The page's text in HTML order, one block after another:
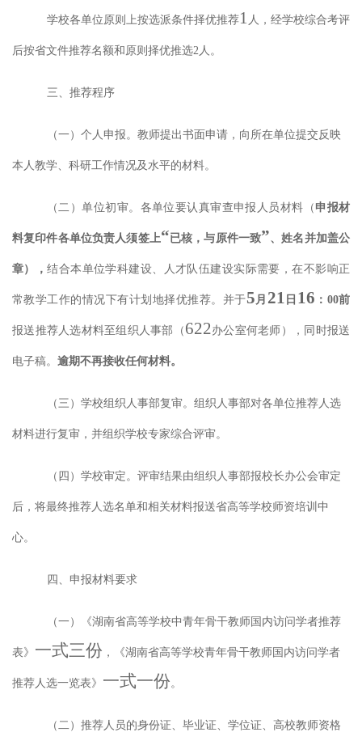
学校各单位原则上按选派条件择优推荐1 人，经学校综合考评
后按省文件推荐名额和原则择优推选2人。
三、推荐程序
（一）个人申报。 教师提出书面申请，向所在单位提交反映
本人教学、科研工作情况及水平的材料。
（二）单位初审。 各单位要认真审查申报人员材料（ 申报材
料复印件各单位负责人须签上“已核，与原件一致”、姓名并加盖公
章），结合本单位学科建设、人才队伍建设实际需要，在不影响正
常教学工作的情况下有计划地择优推荐。并于5 月 21 日 16 ： 00前
报送推荐人选材料至组织人事部（ 622办公室何老师），同时报送
电子稿。 逾期不再接收任何材料。
（三）学校组织人事部复审。 组织人事部对各单位推荐人选
材料进行复审，并组织学校专家综合评审。
（四）学校审定。 评审结果由组织人事部报校长办公会审定
后，将最终推荐人选名单和相关材料报送省高等学校师资培训中
心。
四、申报材料要求
（一） 《湖南省高等学校中青年骨干教师国内访问学者推荐
表》 一式三份 ，《湖南省高等学校青年骨干教师国内访问学者
推荐人选一览表》 一式一份。
（二） 推荐人员的身份证、毕业证、学位证、高校教师资格